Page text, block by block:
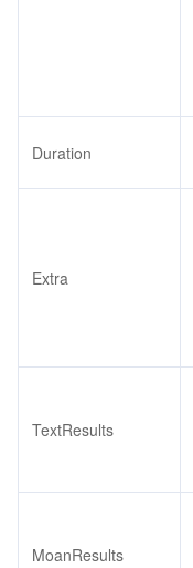
Duration
Extra
TextResults
MoanResults